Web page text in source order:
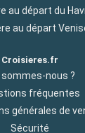
au départ du
au départ
Croisieres.fr
sommes-nous ?
fréquentes
générales de
Sécurité